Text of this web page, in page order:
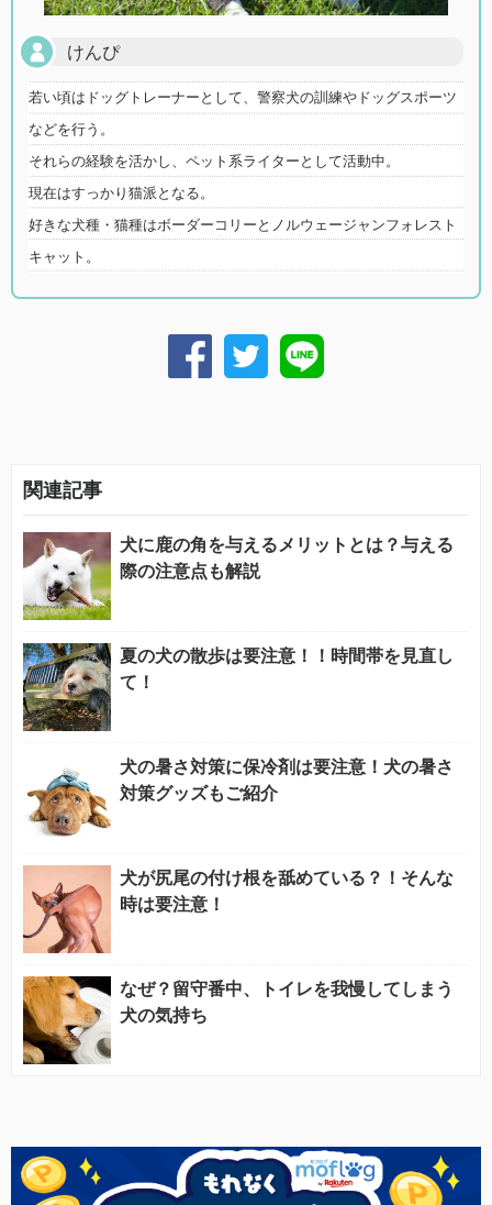
けんぴ
若い頃はドッグトレーナーとして、警察犬の訓練やドッグスポーツ
などを行う。
それらの経験を活かし、ペット系ライターとして活動中。
現在はすっかり猫派となる。
好きな犬種・猫種はボーダーコリーとノルウェージャンフォレスト
キャット。
関連記事
犬に鹿の角を与えるメリットとは？与える
際の注意点も解説
夏の犬の散歩は要注意！！時間帯を見直し
て！
犬の暑さ対策に保冷剤は要注意！犬の暑さ
対策グッズもご紹介
犬が尻尾の付け根を舐めている？！そんな
時は要注意！
なぜ？留守番中、トイレを我慢してしまう
犬の気持ち